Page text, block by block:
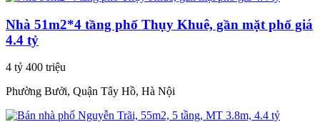
Nhà 51m2*4 tầng phố Thụy Khuê, gần mặt phố giá
4.4 tỷ
4 tỷ 400 triệu
Phường Bưởi, Quận Tây Hồ, Hà Nội